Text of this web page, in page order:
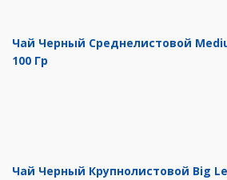
Чай Черный Среднелистовой
100 Гр
Чай Черный Крупнолистовой Big